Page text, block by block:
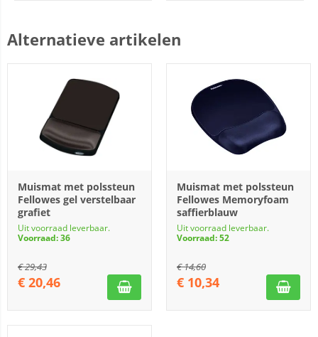
Alternatieve artikelen
Muismat met polssteun
Fellowes gel verstelbaar
grafiet
Uit voorraad leverbaar.
Voorraad: 36
€29,43
€ 20,46
Muismat met polssteun
Fellowes Memoryfoam
saffierblauw
Uit voorraad leverbaar.
Voorraad: 52
€14,60
€ 10,34